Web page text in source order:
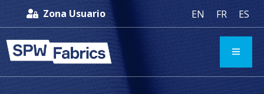
Zona Usuario EN FR ES